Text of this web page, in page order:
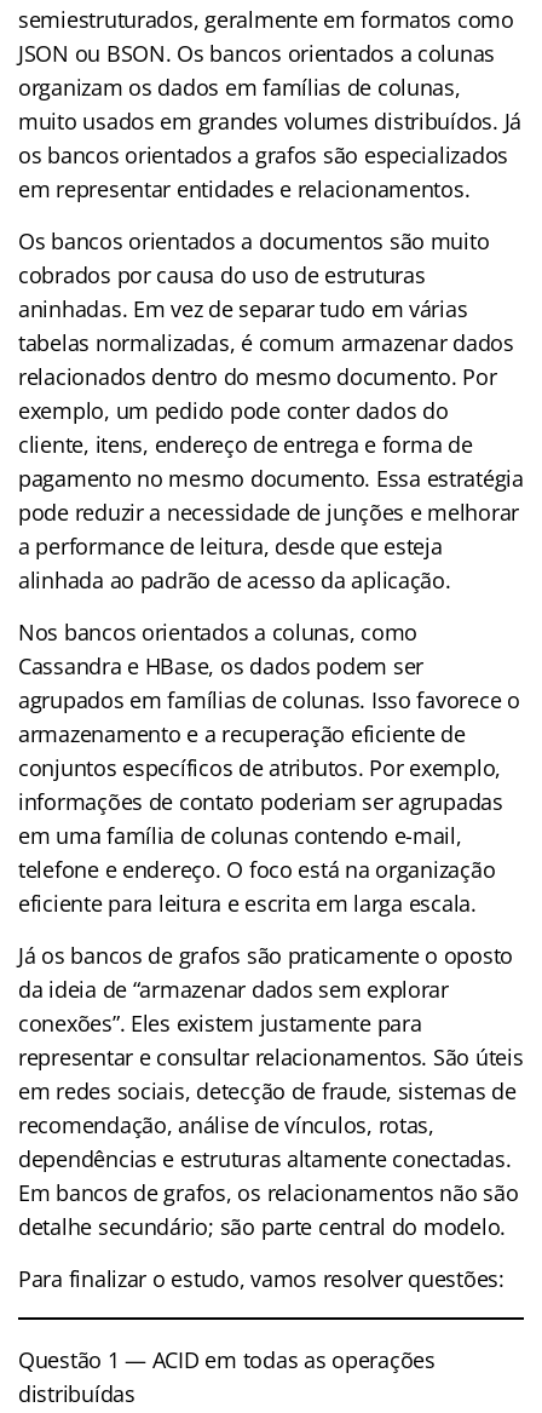
semiestruturados, geralmente em formatos como
JSON ou BSON. Os bancos orientados a colunas
organizam os dados em famílias de colunas,
muito usados em grandes volumes distribuídos. Já
os bancos orientados a grafos são especializados
em representar entidades e relacionamentos.
Os bancos orientados a documentos são muito
cobrados por causa do uso de estruturas
aninhadas. Em vez de separar tudo em várias
tabelas normalizadas, é comum armazenar dados
relacionados dentro do mesmo documento. Por
exemplo, um pedido pode conter dados do
cliente, itens, endereço de entrega e forma de
pagamento no mesmo documento. Essa estratégia
pode reduzir a necessidade de junções e melhorar
a performance de leitura, desde que esteja
alinhada ao padrão de acesso da aplicação.
Nos bancos orientados a colunas, como
Cassandra e HBase, os dados podem ser
agrupados em famílias de colunas. Isso favorece o
armazenamento e a recuperação eficiente de
conjuntos específicos de atributos. Por exemplo,
informações de contato poderiam ser agrupadas
em uma família de colunas contendo e-mail,
telefone e endereço. O foco está na organização
eficiente para leitura e escrita em larga escala.
Já os bancos de grafos são praticamente o oposto
da ideia de “armazenar dados sem explorar
conexões”. Eles existem justamente para
representar e consultar relacionamentos. São úteis
em redes sociais, detecção de fraude, sistemas de
recomendação, análise de vínculos, rotas,
dependências e estruturas altamente conectadas.
Em bancos de grafos, os relacionamentos não são
detalhe secundário; são parte central do modelo.
Para finalizar o estudo, vamos resolver questões:
Questão 1 — ACID em todas as operações
distribuídas